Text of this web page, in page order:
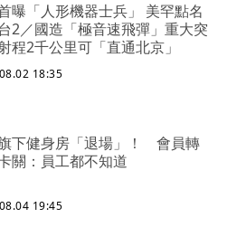
曝「人形機器士兵」 美罕點名
2／國造「極音速飛彈」重大突
2千公里可「直通北京」
18:35
下健身房「退場」！ 會員轉
關：員工都不知道
19:45